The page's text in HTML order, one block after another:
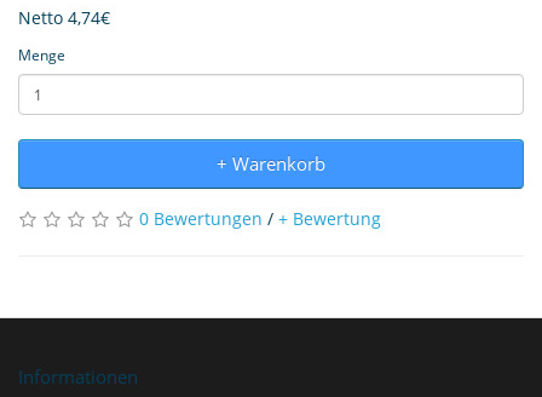
Netto 4,74€
Menge
+ Warenkorb
0 Bewertungen / + Bewertung
Informationen